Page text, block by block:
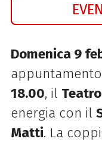
Domenica 9
18.00, il
energia con il
Matti. La